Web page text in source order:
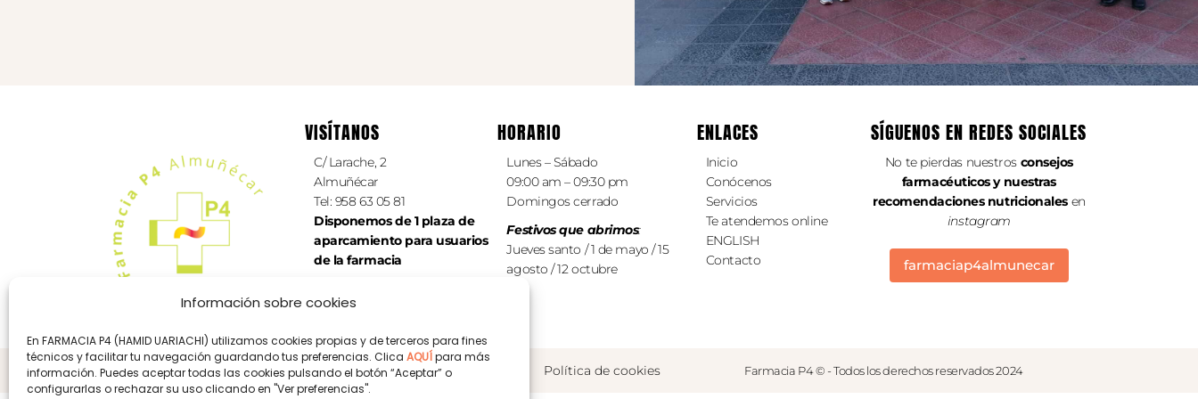
Información sobre cookies
En FARMACIA P4 (HAMID UARIACHI) utilizamos cookies propias y de terceros para fines
técnicos y facilitar tu navegación guardando tus preferencias. Clica AQUÍpara más
información. Puedes aceptar todas las cookies pulsando el botón “Aceptar” o
configurarlas o rechazar su uso clicando en "Ver preferencias".
VISÍTANOS
C/ Larache, 2
Almuñécar
Tel: 958 63 05 81
Disponemos de 1 plaza de
aparcamiento para usuarios
de la farmacia
HORARIO
Lunes – Sábado
09:00 am – 09:30 pm
Domingos cerrado
Festivos que abrimos:
Jueves santo / 1 de mayo / 15
agosto / 12 octubre
ENLACES
Inicio
Conócenos
Servicios
Te atendemos online
ENGLISH
Contacto
SÍGUENOS EN REDES SOCIALES
No te pierdas nuestros consejos
farmacéuticos y nuestras
recomendaciones nutricionales en
instagram
farmaciap4almunecar
Aviso legal Política de privacidad Política de cookies Farmacia P4 © - Todos los derechos reservados 2024